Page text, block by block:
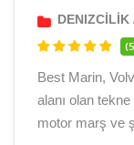
DENIZCİLİK
Best Marin,
alanı olan
motor marş ve